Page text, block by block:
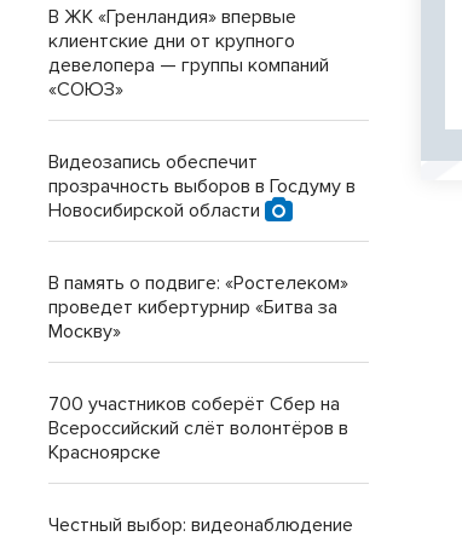
В ЖК «Гренландия» впервые
клиентские дни от крупного
девелопера — группы компаний
«СОЮЗ»
Видеозапись обеспечит
прозрачность выборов в Госдуму в
Новосибирской области
В память о подвиге: «Ростелеком»
проведет кибертурнир «Битва за
Москву»
700 участников соберёт Сбер на
Всероссийский слёт волонтёров в
Красноярске
Честный выбор: видеонаблюдение